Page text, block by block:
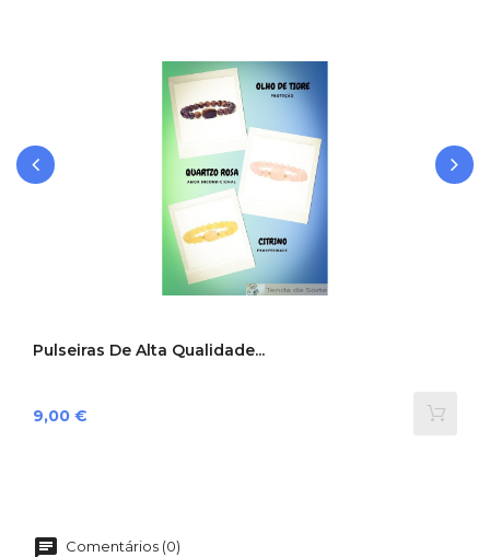
Pulseiras De Alta Qualidade...
Preço
9,00 €
Comentários (0)